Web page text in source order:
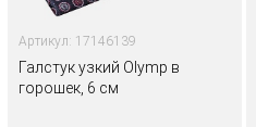
Артикул: 17146139
Галстук узкий Olymp в
горошек, 6 см